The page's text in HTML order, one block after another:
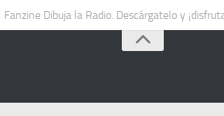
Fanzine Dibuja la Radio. Descárgatelo y